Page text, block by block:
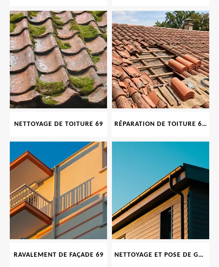
NETTOYAGE DE TOITURE 69 RÉPARATION DE TOITURE 69 RHONE, TUILES CASSÉES OU ABIMÉES
RAVALEMENT DE FAÇADE 69 NETTOYAGE ET POSE DE GOUTTIÈRE 69